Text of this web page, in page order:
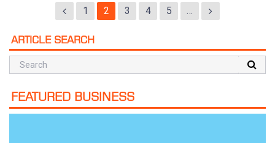
1 2 3 4 5 …
ARTICLE SEARCH
FEATURED BUSINESS